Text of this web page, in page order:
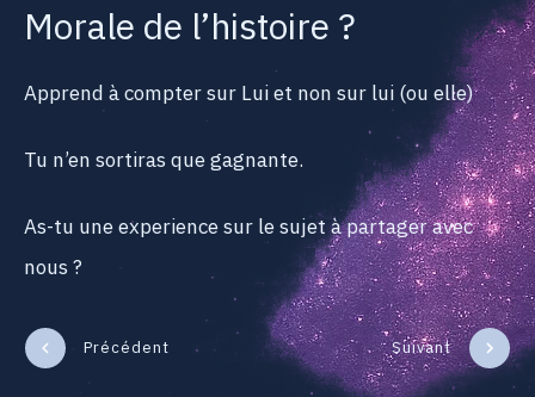
Morale de l’histoire ?
Apprend à compter sur Lui et non sur lui (ou elle)
Tu n’en sortiras que gagnante.
As-tu une experience sur le sujet à partager avec
nous ?
Précédent Suivant